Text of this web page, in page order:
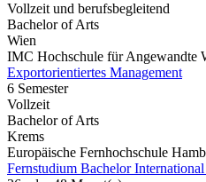
Vollzeit und berufsbegleitend
Bachelor of Arts
Wien
IMC Hochschule für Angewandte
Exportorientiertes Management
6 Semester
Vollzeit
Bachelor of Arts
Krems
Europäische Fernhochschule
Fernstudium Bachelor